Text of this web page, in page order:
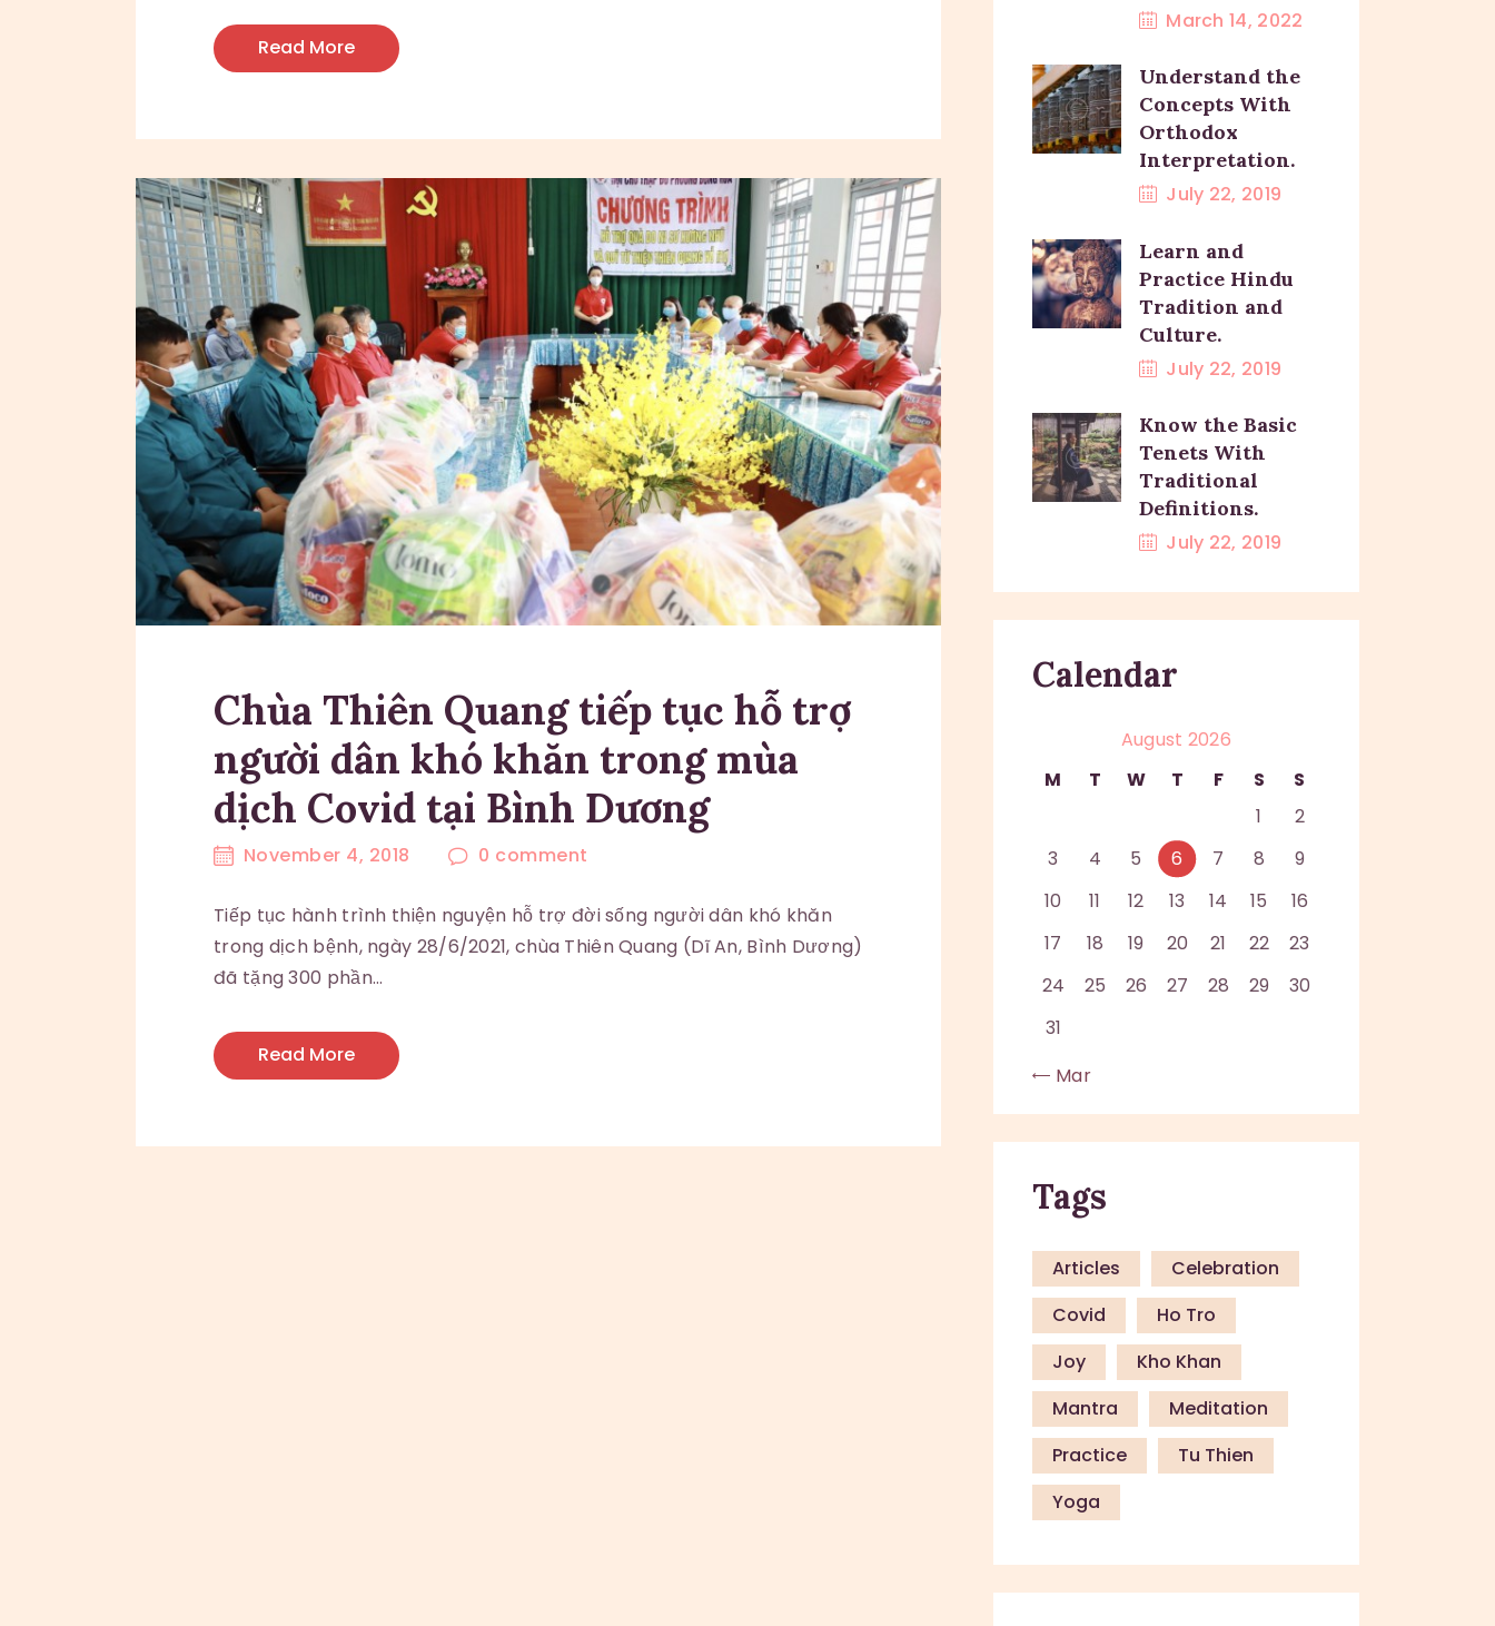
Read More
Chùa Thiên Quang tiếp tục hỗ trợ
người dân khó khăn trong mùa
dịch Covid tại Bình Dương
November 4, 2018 0 comment
Tiếp tục hành trình thiện nguyện hỗ trợ đời sống người dân khó khăn
trong dịch bệnh, ngày 28/6/2021, chùa Thiên Quang (Dĩ An, Bình Dương)
đã tặng 300 phần…
Read More
March 14, 2022
Understand the
Concepts With
Orthodox
Interpretation.
July 22, 2019
Learn and
Practice Hindu
Tradition and
Culture.
July 22, 2019
Know the Basic
Tenets With
Traditional
Definitions.
July 22, 2019
Calendar
August 2026
M
T W T F S
S
1
2
3
4 5 6 7 8
9
10
11 12 13 14 15
16
17
18 19 20 21 22
23
24
25 26 27 28 29
30
31
« Mar
Tags
Articles
Celebration
Covid
Ho Tro
Joy
Kho Khan
Mantra
Meditation
Practice
Tu Thien
Yoga